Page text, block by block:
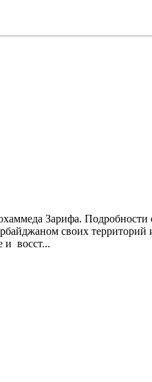
Зарифа.
своих территорий
и восст...